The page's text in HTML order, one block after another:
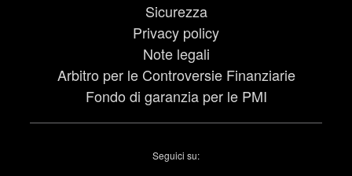
Sicurezza
Privacy policy
Note legali
Arbitro per le Controversie Finanziarie
Fondo di garanzia per le PMI
Seguici su: